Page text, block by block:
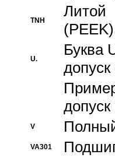
TNH
Литой
U.
Буква
V
VA301